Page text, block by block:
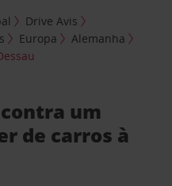
Drive Avis
Europa
Alemanha
um
de carros à